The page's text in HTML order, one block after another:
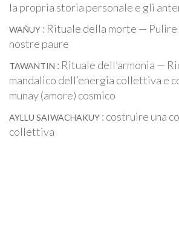
la propria storia personale e gli
WAÑUY : Rituale della morte — Pulire
nostre paure
TAWANTIN : Rituale dell’armonia —
mandalico dell’energia collettiva e
munay (amore) cosmico
AYLLU SAIWACHAKUY : costruire una
collettiva